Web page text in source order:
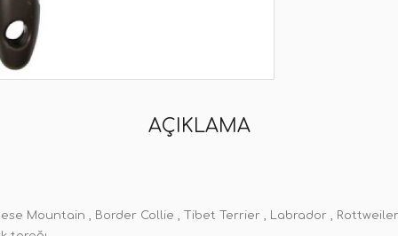
AÇIKLAMA
Mountain , Border Collie , Tibet Terrier , Labrador ,